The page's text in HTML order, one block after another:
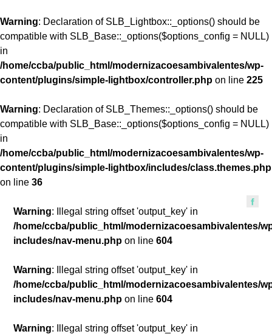
Warning: Declaration of SLB_Lightbox::_options() should be
compatible with SLB_Base::_options($options_config = NULL)
in
/home/ccba/public_html/modernizacoesambivalentes/wp-
content/plugins/simple-lightbox/controller.php on line 225
Warning: Declaration of SLB_Themes::_options() should be
compatible with SLB_Base::_options($options_config = NULL)
in
/home/ccba/public_html/modernizacoesambivalentes/wp-
content/plugins/simple-lightbox/includes/class.themes.php
on line 36
Warning: Illegal string offset 'output_key' in
/home/ccba/public_html/modernizacoesambivalentes/
includes/nav-menu.php on line604
Warning: Illegal string offset 'output_key' in
/home/ccba/public_html/modernizacoesambivalentes/
includes/nav-menu.php on line604
Warning: Illegal string offset 'output_key' in